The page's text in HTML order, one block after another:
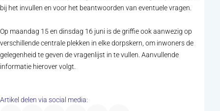
bij het invullen en voor het beantwoorden van eventuele vragen.
Op maandag 15 en dinsdag 16 juni is de griffie ook aanwezig op
verschillende centrale plekken in elke dorpskern, om inwoners de
gelegenheid te geven de vragenlijst in te vullen. Aanvullende
informatie hierover volgt.
Artikel delen via social media: